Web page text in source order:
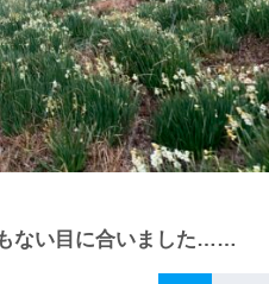
ない目に合いました……